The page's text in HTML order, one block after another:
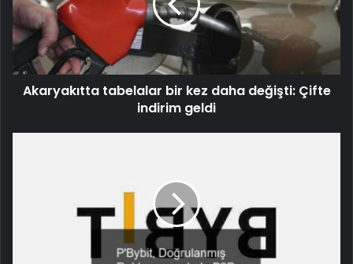
Akaryakıtta tabelalar bir kez daha değişti: Çifte
indirim geldi